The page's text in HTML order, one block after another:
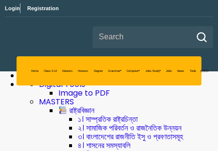
Login Registration
Digital Tools
Image to PDF
MASTERS
রাষ্ট্রবিজ্ঞান
১। সাম্প্রতিক রাষ্ট্রচিন্তা
২। সামাজিক পরিবর্তন ও রাজনৈতিক উন্নয়ন
৩। বাংলাদেশের রাজনীতি ইসু ও প্রবণতাসমূহ
৪। শাসনের সমস্যাবলি